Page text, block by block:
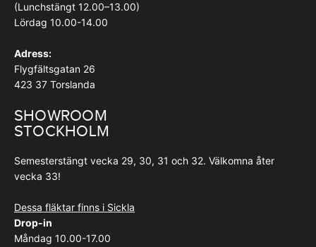
(Lunchstängt 12.00–13.00)
Lördag 10.00-14.00
Adress:
Flygfältsgatan 26
423 37 Torslanda
SHOWROOM
STOCKHOLM
Semesterstängt vecka 29, 30, 31 och 32. Välkomna åter
vecka 33!
Dessa fläktar finns i Sickla
Drop-in
Måndag 10.00-17.00